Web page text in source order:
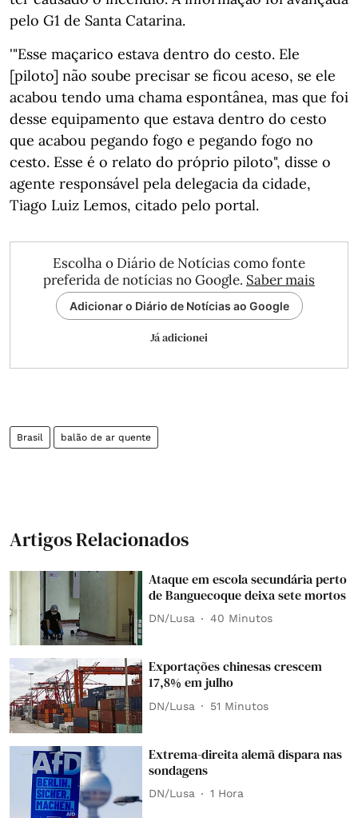
pelo G1 de Santa Catarina.
'"Esse maçarico estava dentro do cesto. Ele
[piloto] não soube precisar se ficou aceso, se ele
acabou tendo uma chama espontânea, mas que foi
desse equipamento que estava dentro do cesto
que acabou pegando fogo e pegando fogo no
cesto. Esse é o relato do próprio piloto", disse o
agente responsável pela delegacia da cidade,
Tiago Luiz Lemos, citado pelo portal.
Escolha o Diário de Notícias como fonte
preferida de notícias no Google. Saber mais
Adicionar o Diário de Notícias ao Google
Já adicionei
Brasil balão de ar quente
Artigos Relacionados
Ataque em escola secundária perto
de Banguecoque deixa sete mortos
DN/Lusa 40 Minutos
Exportações chinesas crescem
17,8% em julho
DN/Lusa 51 Minutos
Extrema-direita alemã dispara nas
sondagens
DN/Lusa 1 Hora